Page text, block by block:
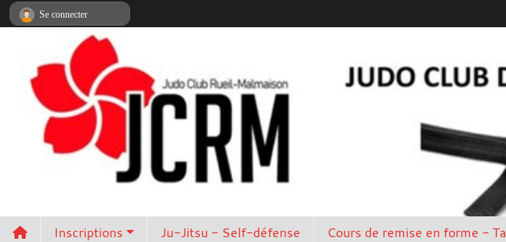
Inscriptions Ju-Jitsu - Self-défense Cours de remise en forme -
Se connecter
Panneau de gestion des cookies